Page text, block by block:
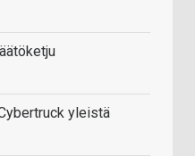
yleistä